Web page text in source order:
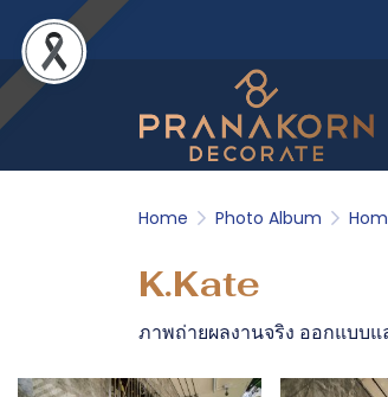
Home Photo Album
K.Kate
ภาพถ่ายผลงานจริง ออกแบบ